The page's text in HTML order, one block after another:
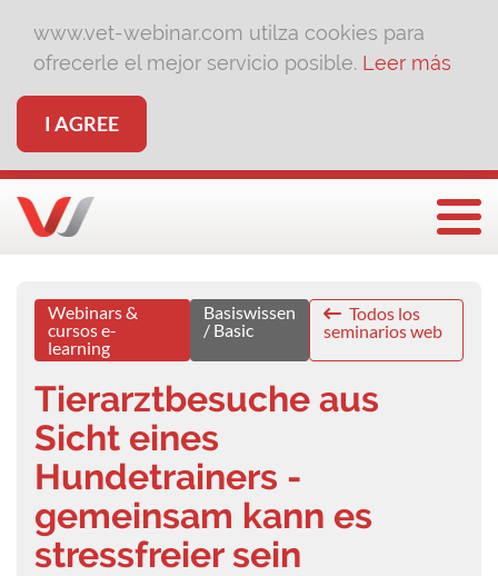
www.vet-webinar.com utilza cookies para
ofrecerle el mejor servicio posible. Leer más
I AGREE
Webinars &
cursos e-
learning
Basiswissen
/ Basic
Todos los
seminarios web
Tierarztbesuche aus
Sicht eines
Hundetrainers -
gemeinsam kann es
stressfreier sein